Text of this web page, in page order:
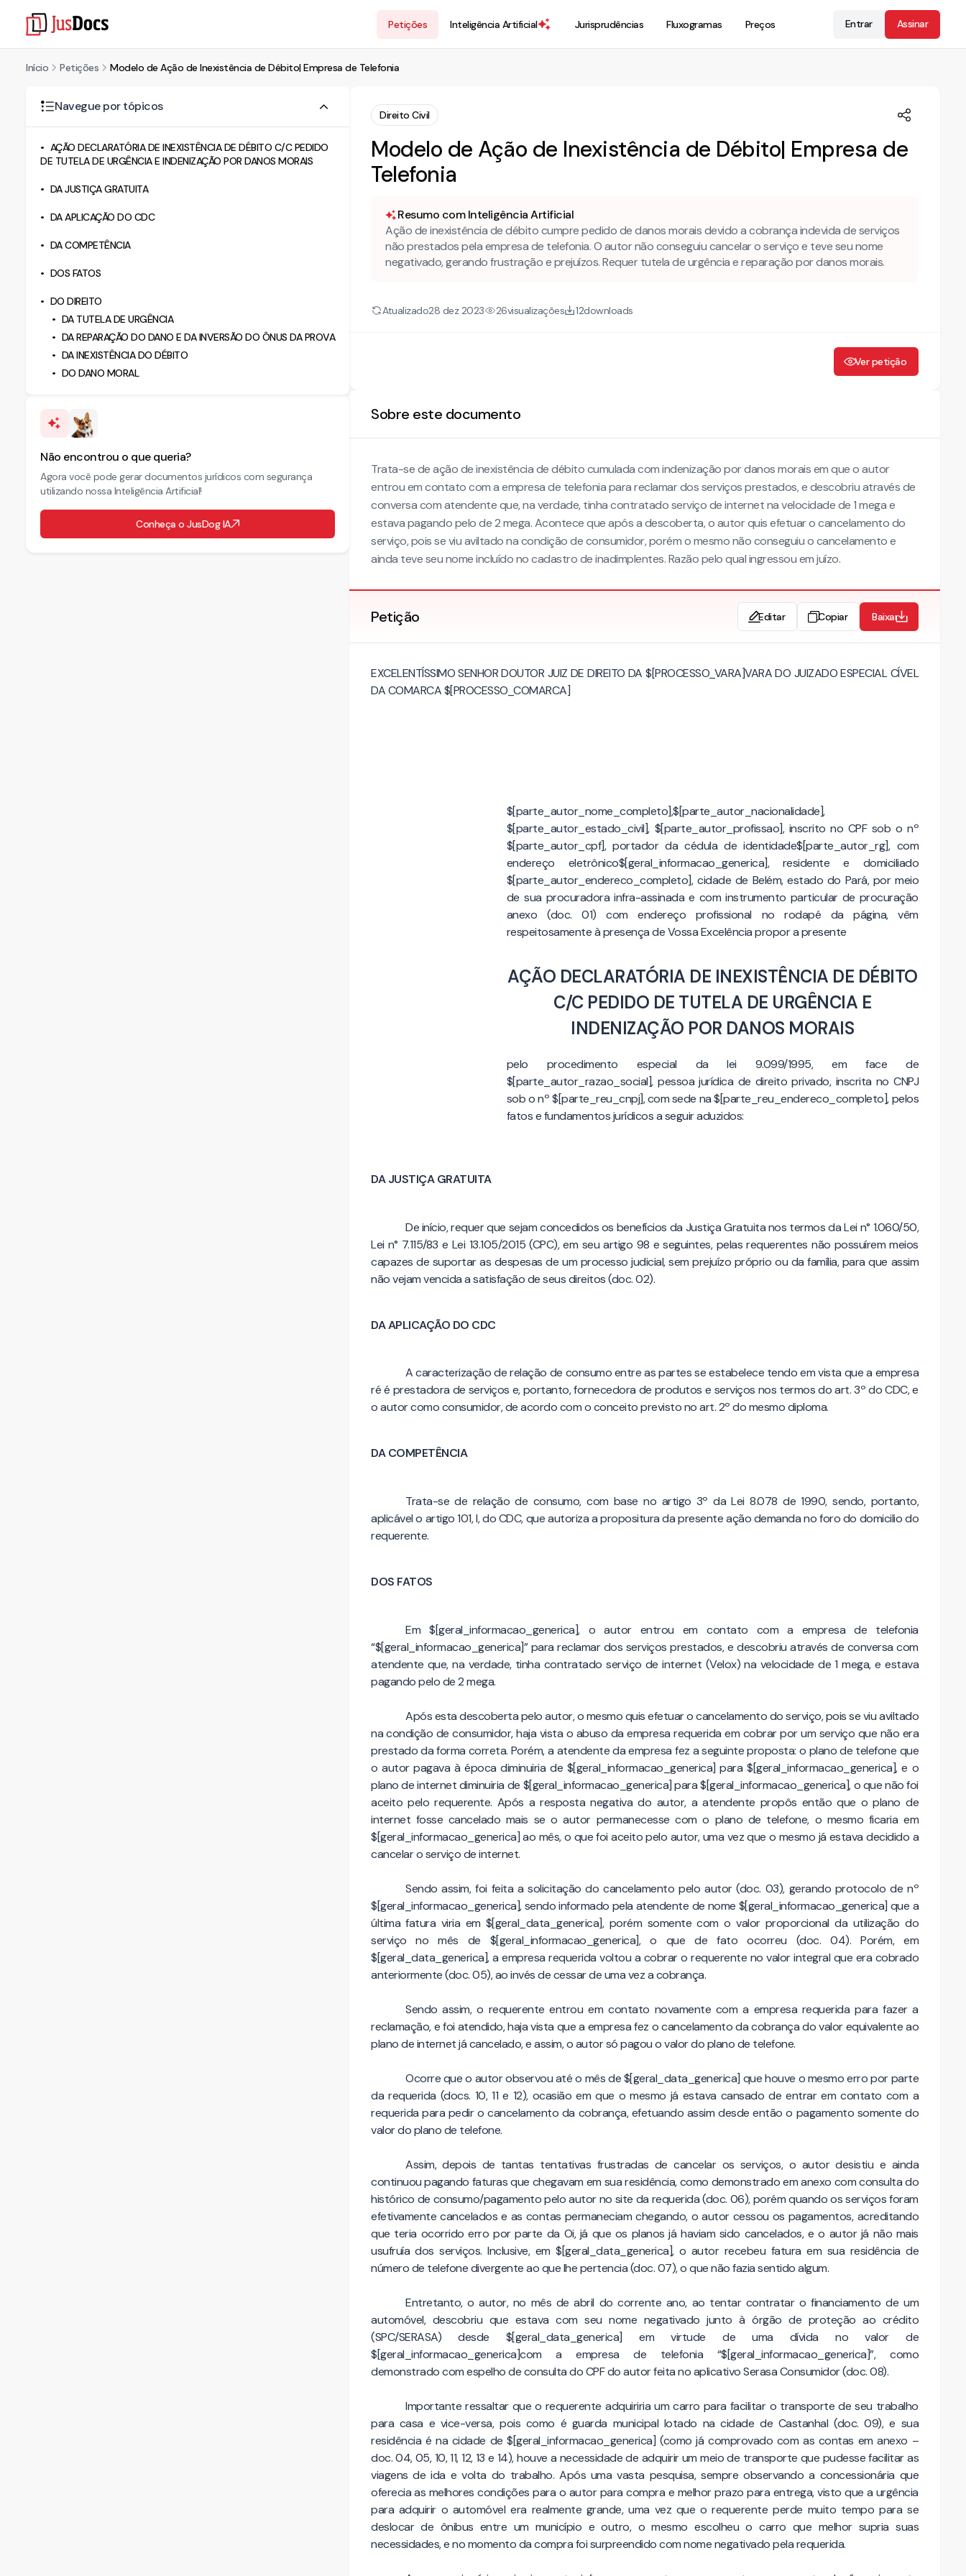
Petições Inteligência Artificial Jurisprudências Fluxogramas Preços Entrar Assinar
Início Petições Modelo de Ação de Inexistência de Débito| Empresa de Telefonia
Navegue por tópicos
AÇÃO DECLARATÓRIA DE INEXISTÊNCIA DE DÉBITO C/C PEDIDO
DE TUTELA DE URGÊNCIA E INDENIZAÇÃO POR DANOS MORAIS
DA JUSTIÇA GRATUITA
DA APLICAÇÃO DO CDC
DA COMPETÊNCIA
DOS FATOS
DO DIREITO
DA TUTELA DE URGÊNCIA
DA REPARAÇÃO DO DANO E DA INVERSÃO DO ÔNUS DA PROVA
DA INEXISTÊNCIA DO DÉBITO
DO DANO MORAL
Não encontrou o que queria?
Agora você pode gerar documentos jurídicos com segurança
utilizando nossa Inteligência Artificial!
Conheça o JusDog IA
Direito Civil
Modelo de Ação de Inexistência de Débito| Empresa de
Telefonia
Resumo com Inteligência Artificial
Ação de inexistência de débito cumpre pedido de danos morais devido a cobrança indevida de serviços
não prestados pela empresa de telefonia. O autor não conseguiu cancelar o serviço e teve seu nome
negativado, gerando frustração e prejuízos. Requer tutela de urgência e reparação por danos morais.
Atualizado28 dez 2023 26visualizações 12downloads
Ver petição
Sobre este documento
Trata-se de ação de inexistência de débito cumulada com indenização por danos morais em que o autor
entrou em contato com a empresa de telefonia para reclamar dos serviços prestados, e descobriu através de
conversa com atendente que, na verdade, tinha contratado serviço de internet na velocidade de 1 mega e
estava pagando pelo de 2 mega. Acontece que após a descoberta, o autor quis efetuar o cancelamento do
serviço, pois se viu aviltado na condição de consumidor, porém o mesmo não conseguiu o cancelamento e
ainda teve seu nome incluído no cadastro de inadimplentes. Razão pelo qual ingressou em juízo.
Petição Editar Copiar Baixar
EXCELENTÍSSIMO SENHOR DOUTOR JUIZ DE DIREITO DA $[PROCESSO_VARA]VARA DO JUIZADO ESPECIAL CÍVEL
DA COMARCA $[PROCESSO_COMARCA]
$[parte_autor_nome_completo],$[parte_autor_nacionalidade],
$[parte_autor_estado_civil], $[parte_autor_profissao], inscrito no CPF sob o nº
$[parte_autor_cpf], portador da cédula de identidade$[parte_autor_rg], com
endereço eletrônico$[geral_informacao_generica], residente e domiciliado
$[parte_autor_endereco_completo], cidade de Belém, estado do Pará, por meio
de sua procuradora infra-assinada e com instrumento particular de procuração
anexo (doc. 01) com endereço profissional no rodapé da página, vêm
respeitosamente à presença de Vossa Excelência propor a presente
AÇÃO DECLARATÓRIA DE INEXISTÊNCIA DE DÉBITO
C/C PEDIDO DE TUTELA DE URGÊNCIA E
INDENIZAÇÃO POR DANOS MORAIS
pelo procedimento especial da lei 9.099/1995, em face de
$[parte_autor_razao_social], pessoa jurídica de direito privado, inscrita no CNPJ
sob o nº $[parte_reu_cnpj], com sede na $[parte_reu_endereco_completo], pelos
fatos e fundamentos jurídicos a seguir aduzidos:
DA JUSTIÇA GRATUITA
De início, requer que sejam concedidos os benefícios da Justiça Gratuita nos termos da Lei n° 1.060/50,
Lei n° 7.115/83 e Lei 13.105/2015 (CPC), em seu artigo 98 e seguintes, pelas requerentes não possuírem meios
capazes de suportar as despesas de um processo judicial, sem prejuízo próprio ou da família, para que assim
não vejam vencida a satisfação de seus direitos (doc. 02).
DA APLICAÇÃO DO CDC
A caracterização de relação de consumo entre as partes se estabelece tendo em vista que a empresa
ré é prestadora de serviços e, portanto, fornecedora de produtos e serviços nos termos do art. 3º do CDC, e
o autor como consumidor, de acordo com o conceito previsto no art. 2º do mesmo diploma.
DA COMPETÊNCIA
Trata-se de relação de consumo, com base no artigo 3º da Lei 8.078 de 1990, sendo, portanto,
aplicável o artigo 101, I, do CDC, que autoriza a propositura da presente ação demanda no foro do domicilio do
requerente.
DOS FATOS
Em $[geral_informacao_generica], o autor entrou em contato com a empresa de telefonia
“$[geral_informacao_generica]” para reclamar dos serviços prestados, e descobriu através de conversa com
atendente que, na verdade, tinha contratado serviço de internet (Velox) na velocidade de 1 mega, e estava
pagando pelo de 2 mega.
Após esta descoberta pelo autor, o mesmo quis efetuar o cancelamento do serviço, pois se viu aviltado
na condição de consumidor, haja vista o abuso da empresa requerida em cobrar por um serviço que não era
prestado da forma correta. Porém, a atendente da empresa fez a seguinte proposta: o plano de telefone que
o autor pagava à época diminuiria de $[geral_informacao_generica] para $[geral_informacao_generica], e o
plano de internet diminuiria de $[geral_informacao_generica] para $[geral_informacao_generica], o que não foi
aceito pelo requerente. Após a resposta negativa do autor, a atendente propôs então que o plano de
internet fosse cancelado mais se o autor permanecesse com o plano de telefone, o mesmo ficaria em
$[geral_informacao_generica] ao mês, o que foi aceito pelo autor, uma vez que o mesmo já estava decidido a
cancelar o serviço de internet.
Sendo assim, foi feita a solicitação do cancelamento pelo autor (doc. 03), gerando protocolo de nº
$[geral_informacao_generica], sendo informado pela atendente de nome $[geral_informacao_generica] que a
última fatura viria em $[geral_data_generica], porém somente com o valor proporcional da utilização do
serviço no mês de $[geral_informacao_generica], o que de fato ocorreu (doc. 04). Porém, em
$[geral_data_generica], a empresa requerida voltou a cobrar o requerente no valor integral que era cobrado
anteriormente (doc. 05), ao invés de cessar de uma vez a cobrança.
Sendo assim, o requerente entrou em contato novamente com a empresa requerida para fazer a
reclamação, e foi atendido, haja vista que a empresa fez o cancelamento da cobrança do valor equivalente ao
plano de internet já cancelado, e assim, o autor só pagou o valor do plano de telefone.
Ocorre que o autor observou até o mês de $[geral_data_generica] que houve o mesmo erro por parte
da requerida (docs. 10, 11 e 12), ocasião em que o mesmo já estava cansado de entrar em contato com a
requerida para pedir o cancelamento da cobrança, efetuando assim desde então o pagamento somente do
valor do plano de telefone.
Assim, depois de tantas tentativas frustradas de cancelar os serviços, o autor desistiu e ainda
continuou pagando faturas que chegavam em sua residência, como demonstrado em anexo com consulta do
histórico de consumo/pagamento pelo autor no site da requerida (doc. 06), porém quando os serviços foram
efetivamente cancelados e as contas permaneciam chegando, o autor cessou os pagamentos, acreditando
que teria ocorrido erro por parte da Oi, já que os planos já haviam sido cancelados, e o autor já não mais
usufruía dos serviços. Inclusive, em $[geral_data_generica], o autor recebeu fatura em sua residência de
número de telefone divergente ao que lhe pertencia (doc. 07), o que não fazia sentido algum.
Entretanto, o autor, no mês de abril do corrente ano, ao tentar contratar o financiamento de um
automóvel, descobriu que estava com seu nome negativado junto à órgão de proteção ao crédito
(SPC/SERASA) desde $[geral_data_generica] em virtude de uma dívida no valor de
$[geral_informacao_generica]com a empresa de telefonia “$[geral_informacao_generica]”, como
demonstrado com espelho de consulta do CPF do autor feita no aplicativo Serasa Consumidor (doc. 08).
Importante ressaltar que o requerente adquiriria um carro para facilitar o transporte de seu trabalho
para casa e vice-versa, pois como é guarda municipal lotado na cidade de Castanhal (doc. 09), e sua
residência é na cidade de $[geral_informacao_generica] (como já comprovado com as contas em anexo –
doc. 04, 05, 10, 11, 12, 13 e 14), houve a necessidade de adquirir um meio de transporte que pudesse facilitar as
viagens de ida e volta do trabalho. Após uma vasta pesquisa, sempre observando a concessionária que
oferecia as melhores condições para o autor para compra e melhor prazo para entrega, visto que a urgência
para adquirir o automóvel era realmente grande, uma vez que o requerente perde muito tempo para se
deslocar de ônibus entre um município e outro, o mesmo escolheu o carro que melhor supria suas
necessidades, e no momento da compra foi surpreendido com nome negativado pela requerida.